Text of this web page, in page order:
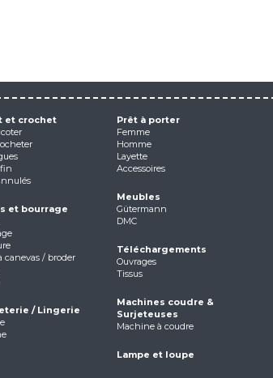
et crochet
et bourrage
canevas / broder
/ Lingerie
Prêt à porter
Femme
Homme
Layette
Accessoires
Meubles
Gütermann
DMC
Téléchargements
Ouvrages
Tissus
Machines coudre &
Surjeteuses
Machine à coudre
Lampe et loupe